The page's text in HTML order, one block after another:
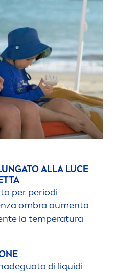
ALLA LUCE
per periodi
ombra aumenta
te la temperatura
di liquidi